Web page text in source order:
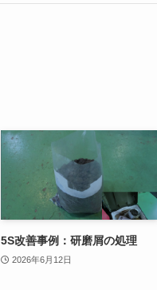
5S改善事例：研磨屑の処理
2026年6月12日